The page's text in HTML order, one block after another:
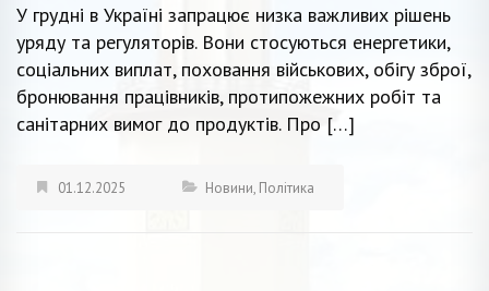
У грудні в Україні запрацює низка важливих рішень
уряду та регуляторів. Вони стосуються енергетики,
соціальних виплат, поховання військових, обігу зброї,
бронювання працівників, протипожежних робіт та
санітарних вимог до продуктів. Про […]
01.12.2025 Новини, Політика